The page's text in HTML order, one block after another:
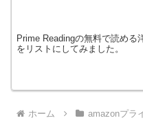
Prime Readingの無料で読める
をリストにしてみました。
ホーム amazonプラ